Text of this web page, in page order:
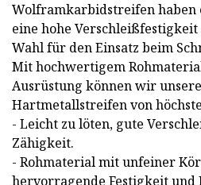
Wolframkarbidstreifen haben
eine hohe
Wahl für den Einsatz beim
Mit hochwertigem
Ausrüstung können wir
Hartmetallstreifen von
- Leicht zu löten, gute
Zähigkeit.
- Rohmaterial mit unfeiner
hervorragende Festigkeit und